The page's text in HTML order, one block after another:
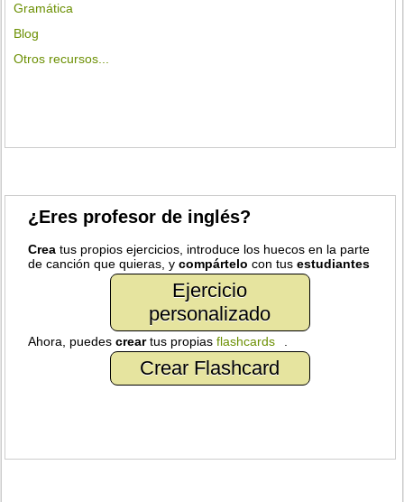
Gramática
Blog
Otros recursos...
¿Eres profesor de inglés?
Crea tus propios ejercicios, introduce los huecos en la parte
de canción que quieras, ycompártelo con tusestudiantes
Ejercicio
personalizado
Ahora, puedescreartus propiasflashcards
Crear Flashcard